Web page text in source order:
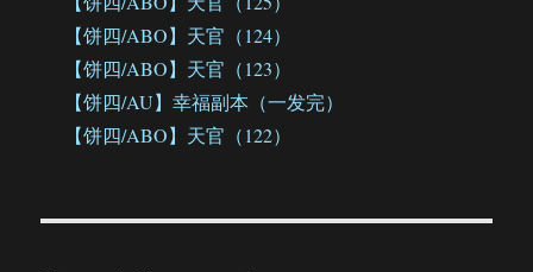
【饼四/ABO】天官（124）
【饼四/ABO】天官（123）
【饼四/AU】幸福副本（一发完）
【饼四/ABO】天官（122）